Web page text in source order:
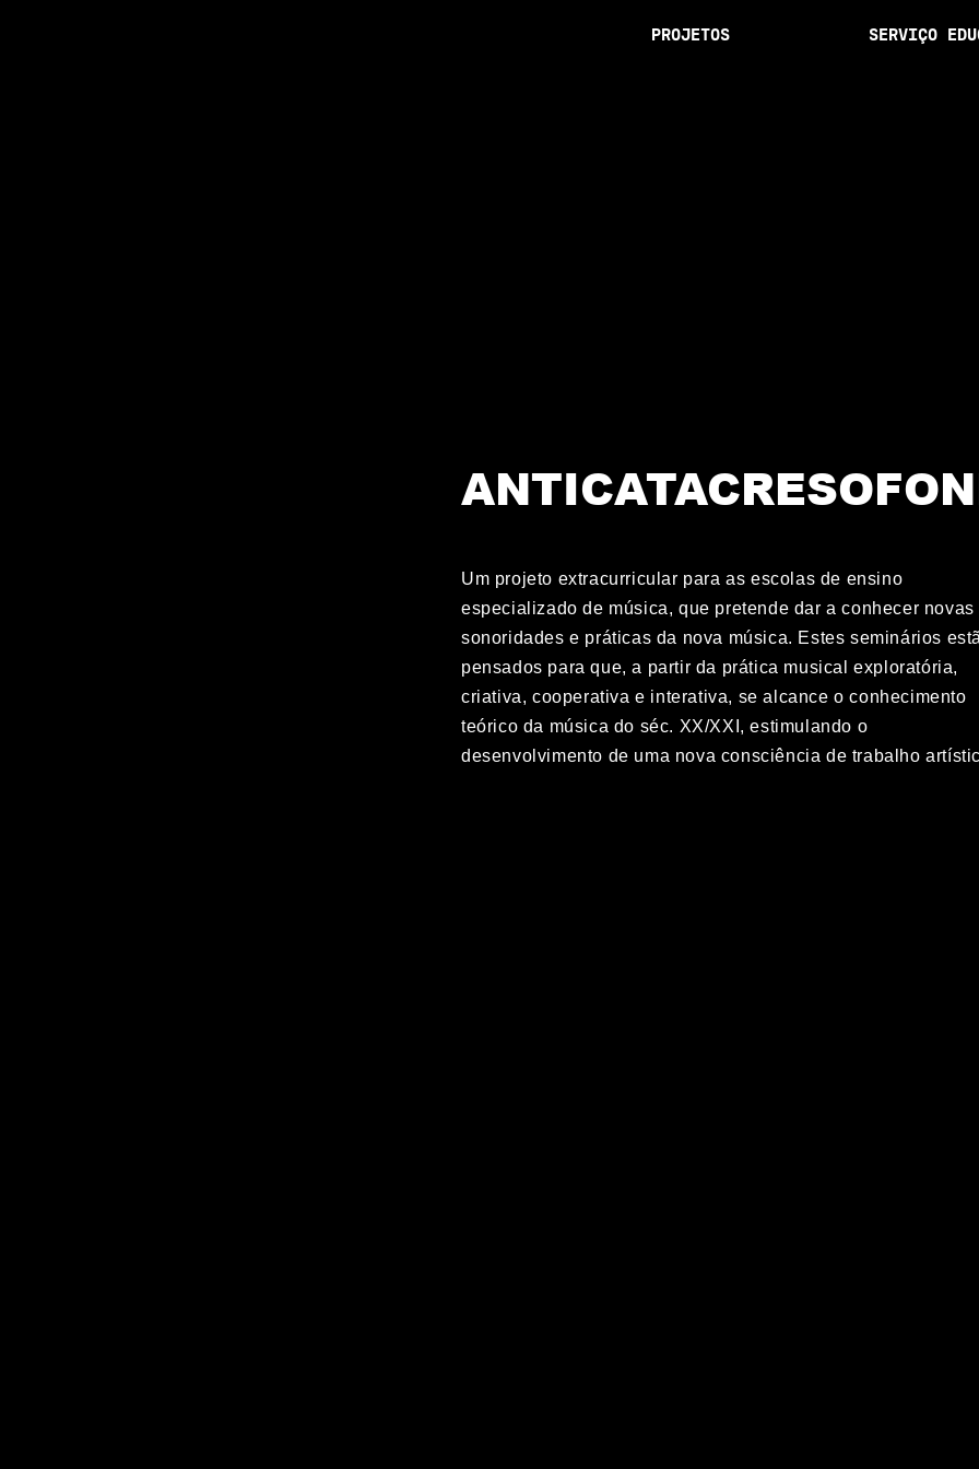
PROJETOS SERVIÇO
Um projeto extracurricular para as escolas de ensino
especializado de música, que pretende dar a conhecer novas
sonoridades e práticas da nova música. Estes seminários
pensados para que, a partir da prática musical exploratória,
criativa, cooperativa e interativa, se alcance o conhecimento
teórico da música do séc. XX/XXI, estimulando o
desenvolvimento de uma nova consciência de trabalho